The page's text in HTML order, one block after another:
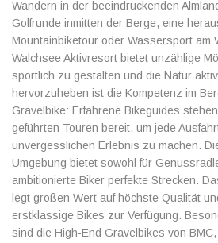
Wandern in der beeindruckenden
Golfrunde inmitten der Berge, eine
Mountainbiketour oder Wassersport am
Walchsee Aktivresort bietet unzählige
sportlich zu gestalten und die Natur
hervorzuheben ist die Kompetenz im
Gravelbike: Erfahrene Bikeguides
geführten Touren bereit, um jede
unvergesslichen Erlebnis zu machen.
Umgebung bietet sowohl für
ambitionierte Biker perfekte Strecken.
legt großen Wert auf höchste Qualität
erstklassige Bikes zur Verfügung.
sind die High-End Gravelbikes von